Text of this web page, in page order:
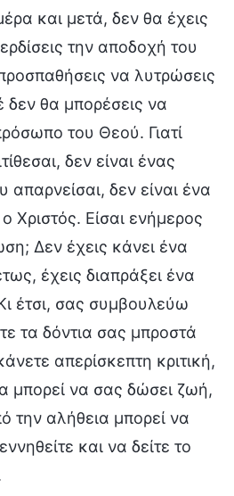
και μετά, δεν θα έχεις
την αποδοχή του
να λυτρώσεις
δεν θα μπορέσεις να
του Θεού. Γιατί
δεν είναι ένας
δεν είναι ένα
Χριστός. Είσαι ενήμερος
Δεν έχεις κάνει ένα
έχεις διαπράξει ένα
έτσι, σας συμβουλεύω
τα δόντια σας μπροστά
απερίσκεπτη κριτική,
μπορεί να σας δώσει ζωή,
την αλήθεια μπορεί να
και να δείτε το